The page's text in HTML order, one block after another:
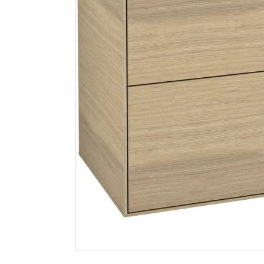
V&b finion
servantskap 100
midnattsblå matt
24 699
Bestillingsvare
Klikk & Hent
Unigarn
100g
47
Nettlager
Klikk &